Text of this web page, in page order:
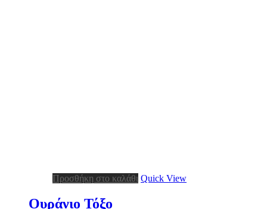
Προσθήκη στο καλάθι Quick View
Ουράνιο Τόξο